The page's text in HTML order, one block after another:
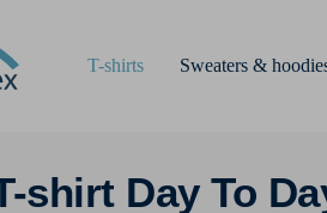
T-shirts Sweaters &
shirt Day To